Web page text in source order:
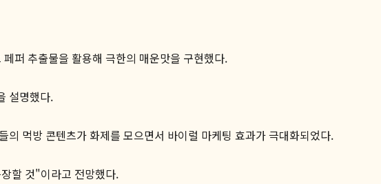
퍼 추출물을 활용해 극한의 매운맛을 구현했다.
설명했다.
먹방 콘텐츠가 화제를 모으면서 바이럴 마케팅 효과가 극대화되었다.
할 것"이라고 전망했다.